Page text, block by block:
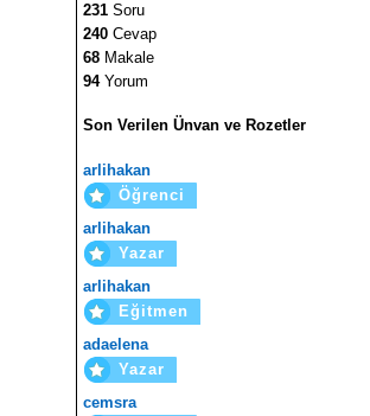
231 Soru
240 Cevap
68 Makale
94Yorum
Son Verilen Ünvan ve Rozetler
arlihakan
Öğrenci
arlihakan
Yazar
arlihakan
Eğitmen
adaelena
Yazar
cemsra